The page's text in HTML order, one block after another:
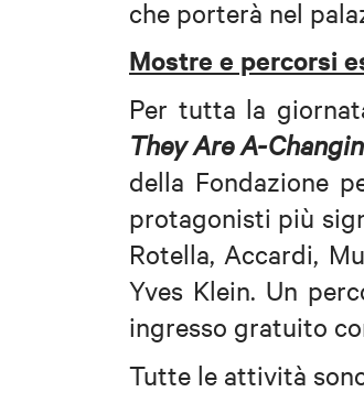
che porterà nel
Mostre e percorsi
Per tutta la
They Are A-
della Fondazione
protagonisti più
Rotella, Accardi,
Yves Klein. Un
ingresso gratuito
Tutte le attività